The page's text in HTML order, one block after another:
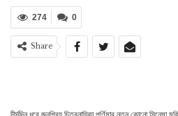
0
274
Share